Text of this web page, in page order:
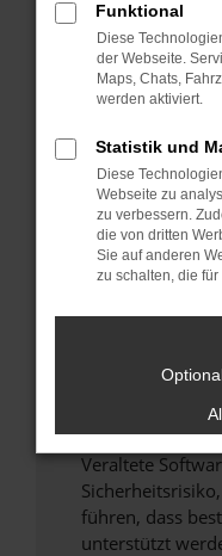
Überprüfe
Laden andere
Suchmaschine?
Manche
können das
verhindern.
anderen
Fenster?
Das kann
Probleme zu
Stelle sicher,
sind.
Veraltete
führen, dass
unterstützt
Funktional
Diese
der Webseite.
Maps, Chats,
werden aktiviert.
Statistik und
Diese
Webseite zu
zu verbessern.
die von dritten
Sie auf anderen
zu schalten, die